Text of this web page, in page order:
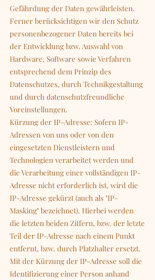
Gefährdung der Daten gewährleisten.
Ferner berücksichtigen wir den Schutz
personenbezogener Daten bereits bei
der Entwicklung bzw. Auswahl von
Hardware, Software sowie Verfahren
entsprechend dem Prinzip des
Datenschutzes, durch Technikgestaltung
und durch datenschutzfreundliche
Voreinstellungen.
Kürzung der IP-Adresse: Sofern IP-
Adressen von uns oder von den
eingesetzten Dienstleistern und
Technologien verarbeitet werden und
die Verarbeitung einer vollständigen IP-
Adresse nicht erforderlich ist, wird die
IP-Adresse gekürzt (auch als "IP-
Masking" bezeichnet). Hierbei werden
die letzten beiden Ziffern, bzw. der letzte
Teil der IP-Adresse nach einem Punkt
entfernt, bzw. durch Platzhalter ersetzt.
Mit der Kürzung der IP-Adresse soll die
Identifizierung einer Person anhand